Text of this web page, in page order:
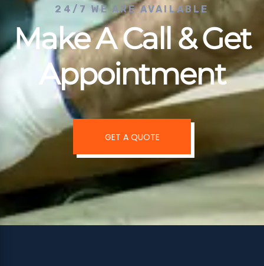
24/7 WE ARE AVAILABLE
Make A Call & Get
Appointment
GET A QUOTE